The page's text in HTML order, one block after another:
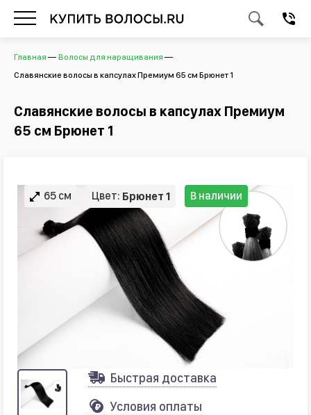
Главная
Волосы для наращивания
Славянские волосы в капсулах Премиум 65 см Брюнет 1
Славянские волосы в капсулах Премиум
65 см Брюнет 1
65 см Цвет: Брюнет 1 В наличии
Быстрая доставка
Условия оплаты